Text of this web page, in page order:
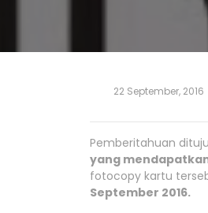
22 September, 2016
Pemberitahuan
yang
fotocopy kartu
September 2016.